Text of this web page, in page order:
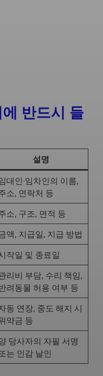
반드시 들
설명
대인·임차인의 이름,
소, 연락처 등
소, 구조, 면적 등
액, 지급일, 지급 방법
작일 및 종료일
리비 부담, 수리 책임,
려동물 허용 여부 등
동 연장, 중도 해지 시
약금 등
당사자의 자필 서명
는 인감 날인